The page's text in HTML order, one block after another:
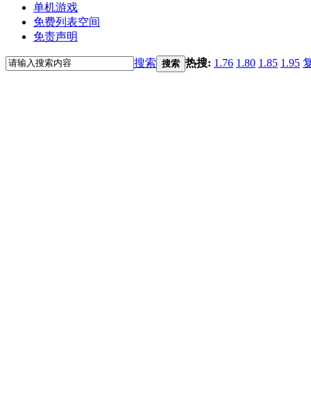
单机游戏
免费列表空间
免责声明
搜索 搜索 热搜: 1.76 1.80 1.85 1.95